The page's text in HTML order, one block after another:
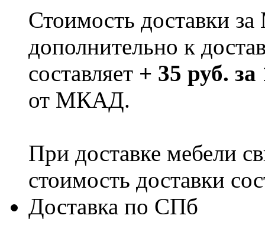
Стоимость доставки
дополнительно к
составляет + 35 руб.
от МКАД.
При доставке мебели
стоимость доставки
Доставка по СПб